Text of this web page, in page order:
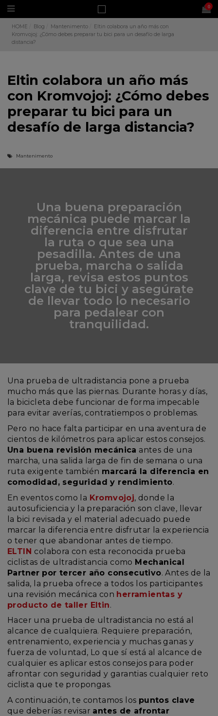
0
HOME Blog Mantenimento
Eltin colabora un año más con
Kromvojoj: ¿Cómo debes preparar tu bici para un desafío de larga
distancia?
Eltin colabora un año más
con Kromvojoj: ¿Cómo debes
preparar tu bici para un
desafío de larga distancia?
Mantenimento
Una buena preparación
mecánica puede marcar la
diferencia entre disfrutar
la ruta o que sea una
pesadilla. Antes de una
prueba, marcha o salida
larga, revisa estos puntos
clave de tu bici y asegúrate
de llevar todo lo necesario
para pedalear con
tranquilidad.
Una prueba de ultradistancia pone a prueba
mucho más que las piernas. Durante horas y días,
la bicicleta debe funcionar de forma impecable
para evitar averías, contratiempos o problemas.
Pero no hace falta participar en una aventura de
cientos de kilómetros para aplicar estos consejos.
Una buena revisión mecánica antes de una
marcha, una salida larga de fin de semana o una
ruta exigente también marcará la diferencia en
comodidad, seguridad y rendimiento.
En eventos como la Kromvojoj, donde la
autosuficiencia y la preparación son clave, llevar
la bici revisada y el material adecuado puede
marcar la diferencia entre disfrutar la experiencia
o tener que abandonar antes de tiempo.
ELTIN colabora con esta reconocida prueba
ciclistas de ultradistancia como Mechanical
Partner por tercer año consecutivo. Antes de la
salida, la prueba ofrece a todos los participantes
una revisión mecánica con herramientas y
producto de taller Eltin.
Hacer una prueba de ultradistancia no está al
alcance de cualquiera. Requiere preparación,
entrenamiento, experiencia y muchas ganas y
fuerza de voluntad, Lo que sí está al alcance de
cualquier es aplicar estos consejos para poder
afrontar con seguridad y garantias cualquier reto
ciclista que te propongas.
A continuación, te contamos los puntos clave
que deberías revisar antes de afrontar